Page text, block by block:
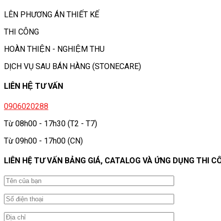
LÊN PHƯƠNG ÁN THIẾT KẾ
THI CÔNG
HOÀN THIỆN - NGHIỆM THU
DỊCH VỤ SAU BÁN HÀNG (STONECARE)
LIÊN HỆ TƯ VẤN
0906020288
Từ 08h00 - 17h30 (T2 - T7)
Từ 09h00 - 17h00 (CN)
LIÊN HỆ TƯ VẤN BẢNG GIÁ, CATALOG VÀ ỨNG DỤNG THI